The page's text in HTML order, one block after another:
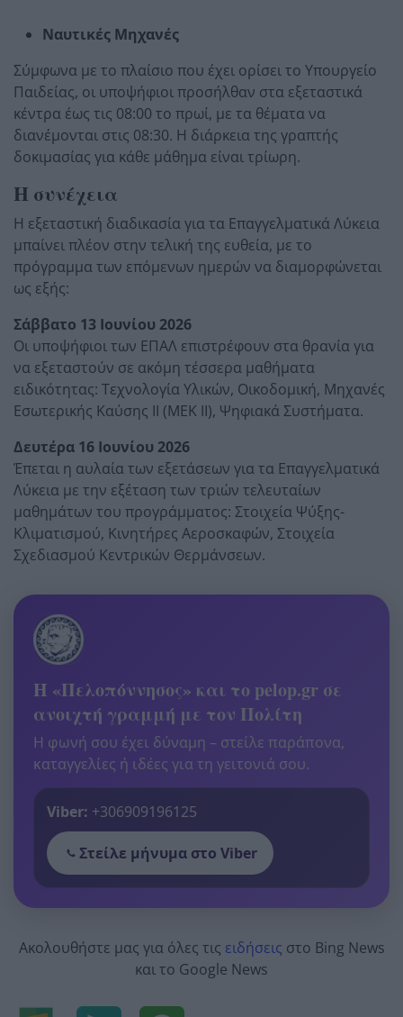
Ναυτικές Μηχανές
Σύμφωνα με το πλαίσιο που έχει ορίσει το Υπουργείο
Παιδείας, οι υποψήφιοι προσήλθαν στα εξεταστικά
κέντρα έως τις 08:00 το πρωί, με τα θέματα να
διανέμονται στις 08:30. Η διάρκεια της γραπτής
δοκιμασίας για κάθε μάθημα είναι τρίωρη.
Η συνέχεια
Η εξεταστική διαδικασία για τα Επαγγελματικά Λύκεια
μπαίνει πλέον στην τελική της ευθεία, με το
πρόγραμμα των επόμενων ημερών να διαμορφώνεται
ως εξής:
Σάββατο 13 Ιουνίου 2026
Οι υποψήφιοι των ΕΠΑΛ επιστρέφουν στα θρανία για
να εξεταστούν σε ακόμη τέσσερα μαθήματα
ειδικότητας: Τεχνολογία Υλικών, Οικοδομική, Μηχανές
Εσωτερικής Καύσης ΙΙ (ΜΕΚ ΙΙ), Ψηφιακά Συστήματα.
Δευτέρα 16 Ιουνίου 2026
Έπεται η αυλαία των εξετάσεων για τα Επαγγελματικά
Λύκεια με την εξέταση των τριών τελευταίων
μαθημάτων του προγράμματος: Στοιχεία Ψύξης-
Κλιματισμού, Κινητήρες Αεροσκαφών, Στοιχεία
Σχεδιασμού Κεντρικών Θερμάνσεων.
Η «Πελοπόννησος» και το pelop.gr σε
ανοιχτή γραμμή με τον Πολίτη
Η φωνή σου έχει δύναμη – στείλε παράπονα,
καταγγελίες ή ιδέες για τη γειτονιά σου.
Viber: +306909196125
Στείλε μήνυμα στο Viber
Ακολουθήστε μας για όλες τις ειδήσεις στο Bing News
και το Google News